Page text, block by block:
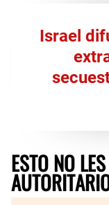
Israel
ESTO NO